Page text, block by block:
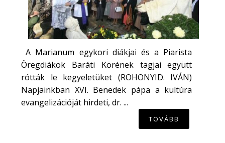
A Marianum egykori diákjai és a Piarista
Öregdiákok Baráti Körének tagjai együtt
rótták le kegyeletüket (ROHONYID. IVÁN)
Napjainkban XVI. Benedek pápa a kultúra
evangelizációját hirdeti, dr. ...
TOVÁBB